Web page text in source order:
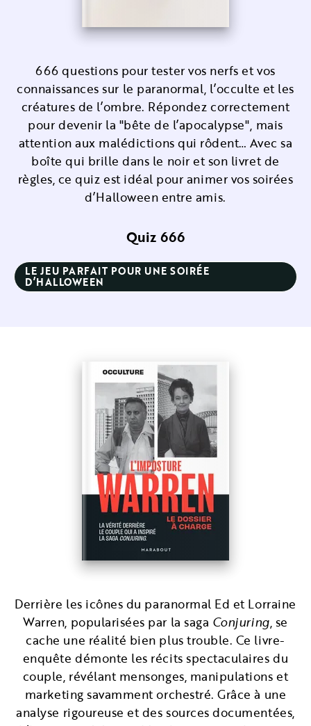
666 questions pour tester vos nerfs et vos
connaissances sur le paranormal, l’occulte et les
créatures de l’ombre. Répondez correctement
pour devenir la "bête de l’apocalypse", mais
attention aux malédictions qui rôdent… Avec sa
boîte qui brille dans le noir et son livret de
règles, ce quiz est idéal pour animer vos soirées
d’Halloween entre amis.
Quiz 666
LE JEU PARFAIT POUR UNE SOIRÉE
D’HALLOWEEN
Derrière les icônes du paranormal Ed et Lorraine
Warren, popularisées par la saga Conjuring, se
cache une réalité bien plus trouble. Ce livre-
enquête démonte les récits spectaculaires du
couple, révélant mensonges, manipulations et
marketing savamment orchestré. Grâce à une
analyse rigoureuse et des sources documentées,